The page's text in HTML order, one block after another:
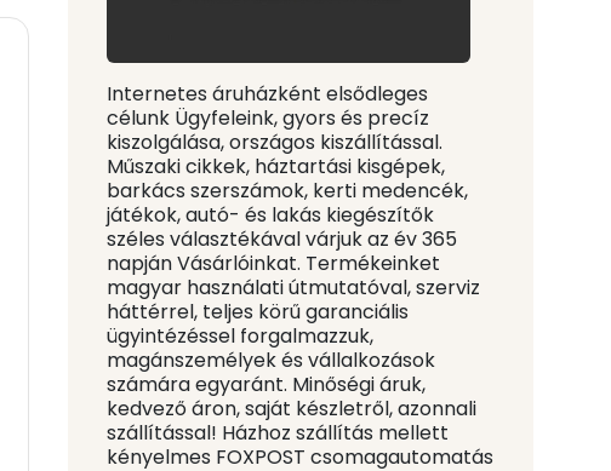
Internetes áruházként elsődleges
célunk Ügyfeleink, gyors és precíz
kiszolgálása, országos kiszállítással.
Műszaki cikkek, háztartási kisgépek,
barkács szerszámok, kerti medencék,
játékok, autó- és lakás kiegészítők
széles választékával várjuk az év 365
napján Vásárlóinkat. Termékeinket
magyar használati útmutatóval, szerviz
háttérrel, teljes körű garanciális
ügyintézéssel forgalmazzuk,
magánszemélyek és vállalkozások
számára egyaránt. Minőségi áruk,
kedvező áron, saját készletről, azonnali
szállítással! Házhoz szállítás mellett
kényelmes FOXPOST csomagautomatás